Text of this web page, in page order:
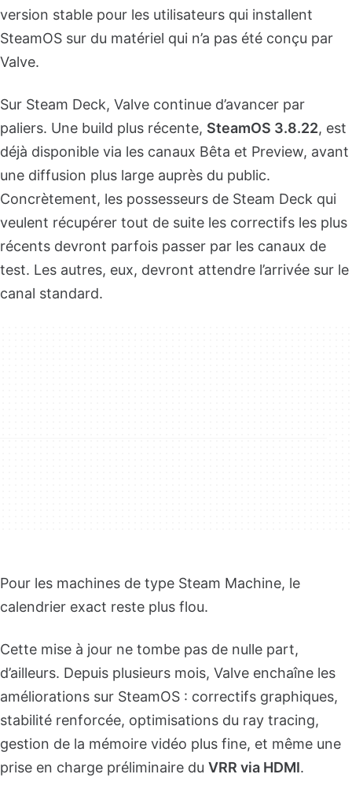
version stable pour les utilisateurs qui installent
SteamOS sur du matériel qui n’a pas été conçu par
Valve.
Sur Steam Deck, Valve continue d’avancer par
paliers. Une build plus récente, SteamOS 3.8.22, est
déjà disponible via les canaux Bêta et Preview, avant
une diffusion plus large auprès du public.
Concrètement, les possesseurs de Steam Deck qui
veulent récupérer tout de suite les correctifs les plus
récents devront parfois passer par les canaux de
test. Les autres, eux, devront attendre l’arrivée sur le
canal standard.
Pour les machines de type Steam Machine, le
calendrier exact reste plus flou.
Cette mise à jour ne tombe pas de nulle part,
d’ailleurs. Depuis plusieurs mois, Valve enchaîne les
améliorations sur SteamOS : correctifs graphiques,
stabilité renforcée, optimisations du ray tracing,
gestion de la mémoire vidéo plus fine, et même une
prise en charge préliminaire du VRR via HDMI.